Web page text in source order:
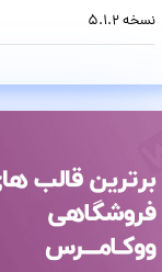
نسخه 5.1.2